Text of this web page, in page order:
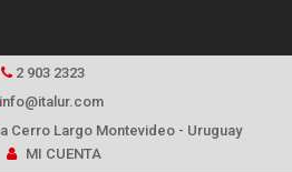
2 903 2323
info@italur.com
Cerro Largo Montevideo - Uruguay
MI CUENTA